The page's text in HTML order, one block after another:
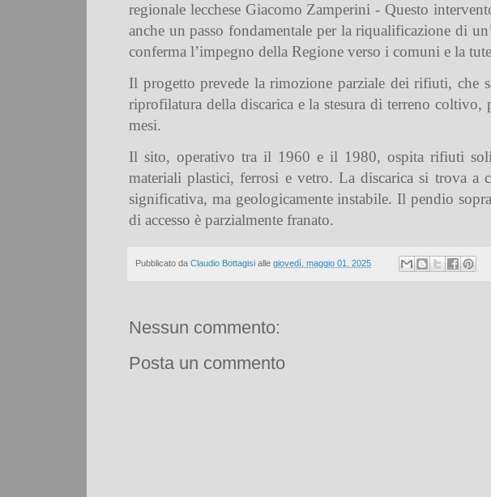
regionale lecchese Giacomo Zamperini - Questo
anche un passo fondamentale per la riqualificazione di
conferma l’impegno della Regione verso i comuni e la
Il progetto prevede la rimozione parziale dei rifiuti, che
riprofilatura della discarica e la stesura di terreno
mesi.
Il sito, operativo tra il 1960 e il 1980, ospita rifiuti
materiali plastici, ferrosi e vetro. La discarica si trova a
significativa, ma geologicamente instabile. Il pendio
di accesso è parzialmente franato.
Pubblicato da Claudio Bottagisi alle giovedì, maggio 01, 2025
Nessun commento:
Posta un commento